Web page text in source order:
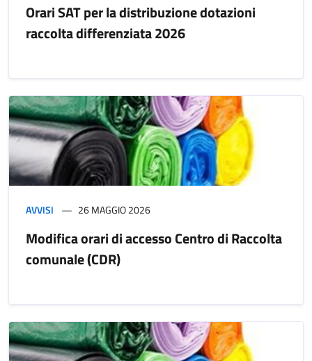
Orari SAT per la distribuzione dotazioni
raccolta differenziata 2026
AVVISI 26 MAGGIO 2026
Modifica orari di accesso Centro di Raccolta
comunale (CDR)